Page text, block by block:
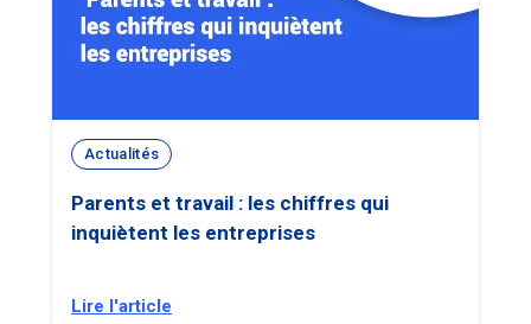
Actualités
Parents et travail : les chiffres qui
inquiètent les entreprises
Lire l'article